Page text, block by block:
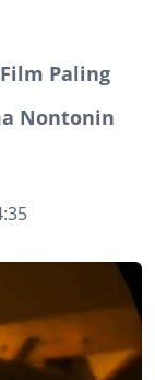
Paling
Nontonin